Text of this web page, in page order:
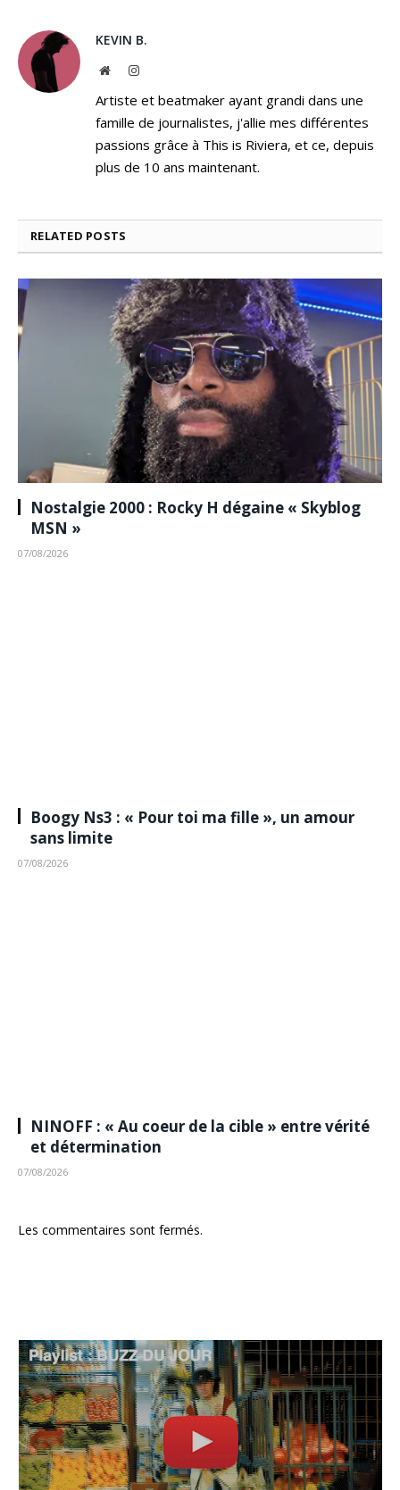
KEVIN B.
WebsiteInstagram
Artiste et beatmaker ayant grandi dans une
famille de journalistes, j'allie mes différentes
passions grâce à This is Riviera, et ce, depuis
plus de 10 ans maintenant.
RELATED POSTS
Nostalgie 2000 : Rocky H dégaine « Skyblog
MSN »
07/08/2026
Boogy Ns3 : « Pour toi ma fille », un amour
sans limite
07/08/2026
NINOFF : « Au coeur de la cible » entre vérité
et détermination
07/08/2026
Les commentaires sont fermés.